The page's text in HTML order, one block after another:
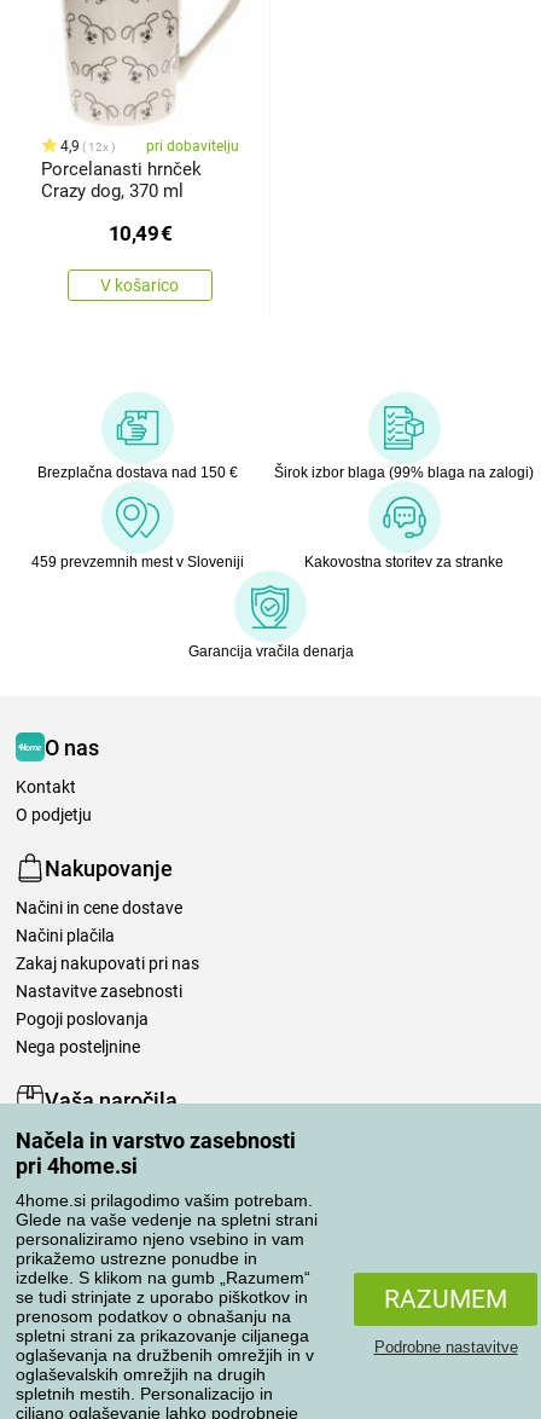
Načela in varstvo zasebnosti
pri 4home.si
4home.si prilagodimo vašim potrebam.
Glede na vaše vedenje na spletni strani
personaliziramo njeno vsebino in vam
prikažemo ustrezne ponudbe in
izdelke. S klikom na gumb „Razumem“
se tudi strinjate z uporabo piškotkov in
prenosom podatkov o obnašanju na
spletni strani za prikazovanje ciljanega
oglaševanja na družbenih omrežjih in v
oglaševalskih omrežjih na drugih
spletnih mestih. Personalizacijo in
ciljano oglaševanje lahko podrobneje
RAZUMEM
Podrobne nastavitve
4,9 12x pri dobavitelju
Porcelanasti hrnček
Crazy dog, 370 ml
10,49€
V košarico
Brezplačna dostava nad 150 € Širok izbor blaga (99% blaga na zalogi)
459 prevzemnih mest v Sloveniji Kakovostna storitev za stranke
Garancija vračila denarja
O nas
Kontakt
O podjetju
Nakupovanje
Načini in cene dostave
Načini plačila
Zakaj nakupovati pri nas
Nastavitve zasebnosti
Pogoji poslovanja
Nega posteljnine
Vaša naročila
Moj račun
Pregled naročil
Reklamacija
Odstop od kupoprodajne pogodbe
Pravila obdelave ocen
Načini prevoza
Načini plačila